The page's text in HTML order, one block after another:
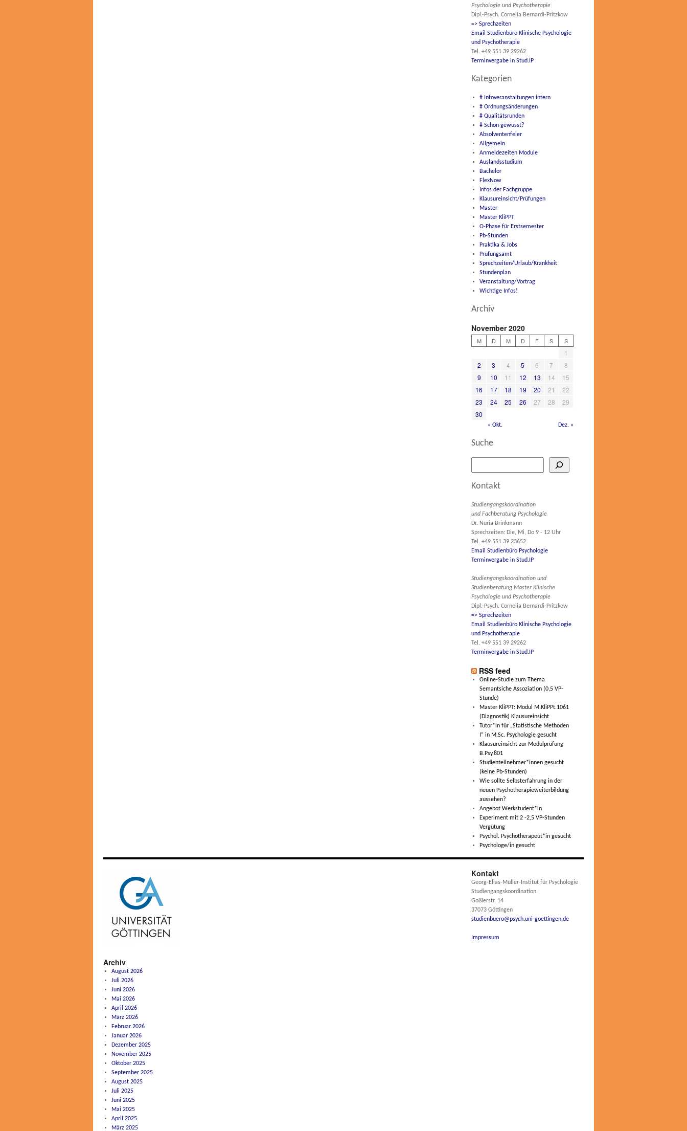
Psychologie und Psychotherapie
Dipl.-Psych. Cornelia Bernardi-Pritzkow
=> Sprechzeiten
Email Studienbüro Klinische Psychologie
und Psychotherapie
Tel. +49 551 39 29262
Terminvergabe in Stud.IP
Kategorien
# Infoveranstaltungen intern
# Ordnungsänderungen
# Qualitätsrunden
# Schon gewusst?
Absolventenfeier
Allgemein
Anmeldezeiten Module
Auslandsstudium
Bachelor
FlexNow
Infos der Fachgruppe
Klausureinsicht/Prüfungen
Master
Master KliPPT
O-Phase für Erstsemester
Pb-Stunden
Praktika & Jobs
Prüfungsamt
Sprechzeiten/Urlaub/Krankheit
Stundenplan
Veranstaltung/Vortrag
Wichtige Infos!
Archiv
November 2020
M D M D F S S
1
2
3 4 5 6 7
8
9
10 11 12 13 14
15
16
17 18 19 20 21
22
23
24 25 26 27 28
29
30
« Okt. Dez. »
Suche
Kontakt
Studiengangskoordination
und Fachberatung Psychologie
Dr. Nuria Brinkmann
Sprechzeiten: Die, Mi, Do 9 - 12 Uhr
Tel. +49 551 39 23652
Email Studienbüro Psychologie
Terminvergabe in Stud.IP
Studiengangskoordination und
Studienberatung Master Klinische
Psychologie und Psychotherapie
Dipl.-Psych. Cornelia Bernardi-Pritzkow
=> Sprechzeiten
Email Studienbüro Klinische Psychologie
und Psychotherapie
Tel. +49 551 39 29262
Terminvergabe in Stud.IP
RSS feed
Online-Studie zum Thema
Semantsiche Assoziation (0,5 VP-
Stunde)
Master KliPPT: Modul M.KliPPt.1061
(Diagnostik) Klausureinsicht
Tutor*in für „Statistische Methoden
I“ in M.Sc. Psychologie gesucht
Klausureinsicht zur Modulprüfung
B.Psy.801
Studienteilnehmer*innen gesucht
(keine Pb-Stunden)
Wie sollte Selbsterfahrung in der
neuen Psychotherapieweiterbildung
aussehen?
Angebot Werkstudent*in
Experiment mit 2 -2,5 VP-Stunden
Vergütung
Psychol. Psychotherapeut*in gesucht
Psychologe/in gesucht
Archiv
August 2026
Juli 2026
Juni 2026
Mai 2026
April 2026
März 2026
Februar 2026
Januar 2026
Dezember 2025
November 2025
Oktober 2025
September 2025
August 2025
Juli 2025
Juni 2025
Mai 2025
April 2025
März 2025
Kontakt
Georg-Elias-Müller-Institut für Psychologie
Studiengangskoordination
Goßlerstr. 14
37073 Göttingen
studienbuero@psych.uni-goettingen.de
Impressum